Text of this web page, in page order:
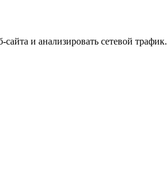
и анализировать сетевой трафик.